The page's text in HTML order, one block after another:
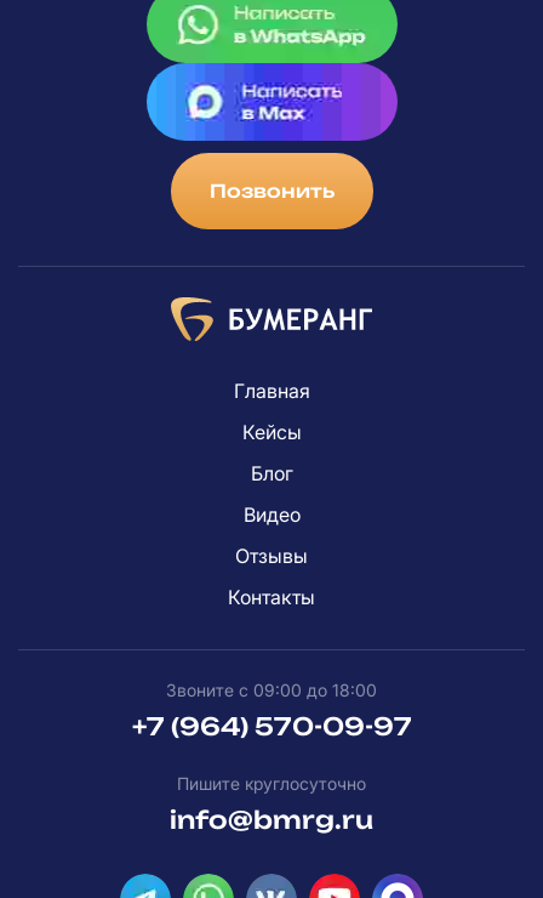
Позвонить
Главная
Кейсы
Блог
Видео
Отзывы
Контакты
Звоните с 09:00 до 18:00
+7 (964) 570-09-97
Пишите круглосуточно
info@bmrg.ru